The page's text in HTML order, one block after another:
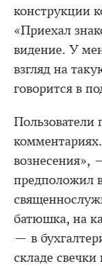
конструкции
«Приехал
видение. У
взгляд на
говорится в
Пользователи
вознесения»,
предположил
батюшка, на
— в
складе